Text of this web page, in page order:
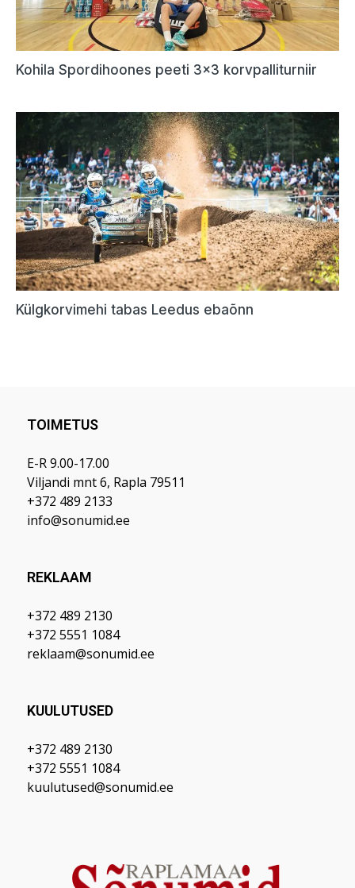
TOIMETUS
E-R 9.00-17.00
Viljandi mnt 6, Rapla 79511
+372 489 2133
info@sonumid.ee
REKLAAM
+372 489 2130
+372 5551 1084
reklaam@sonumid.ee
KUULUTUSED
+372 489 2130
+372 5551 1084
kuulutused@sonumid.ee